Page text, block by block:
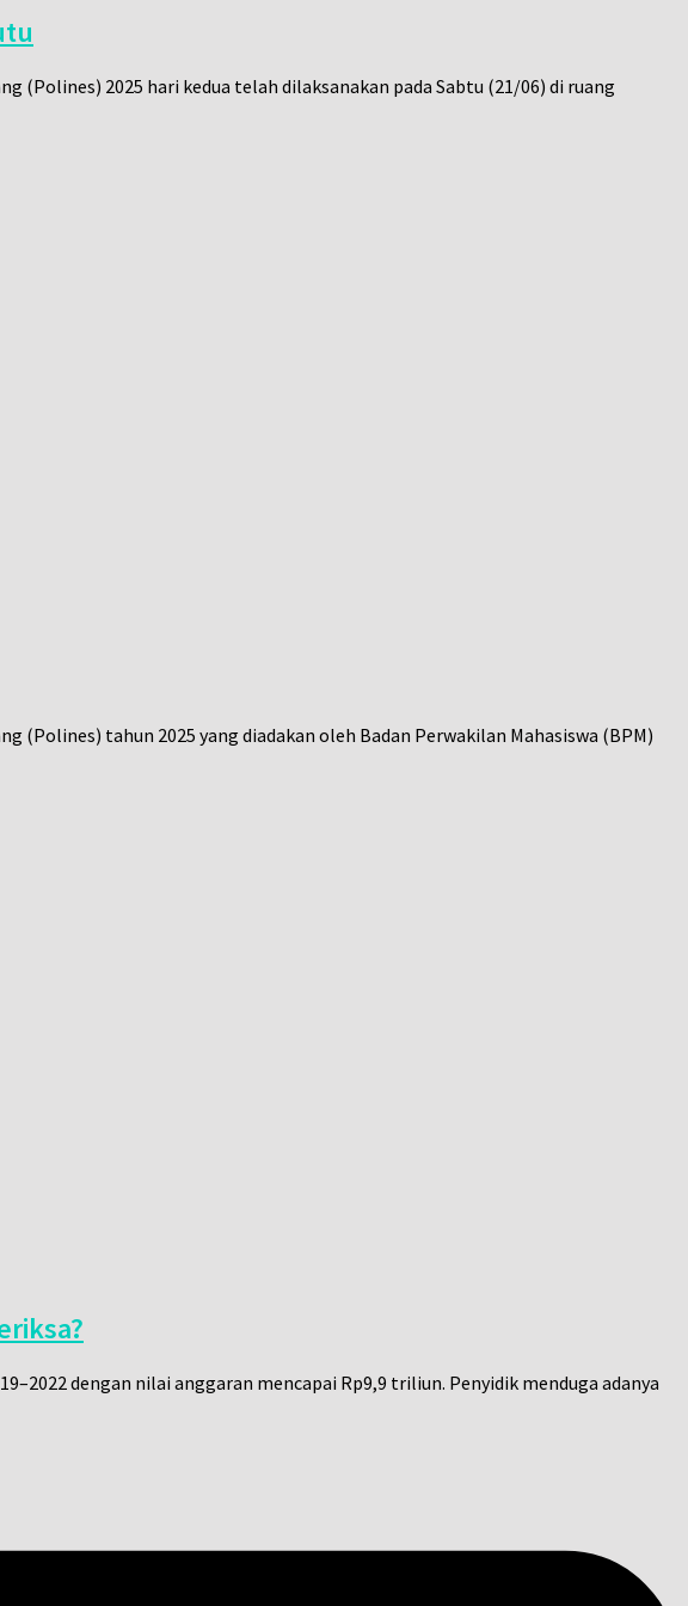
(Polines) 2025 hari kedua telah dilaksanakan pada Sabtu (21/06) di ruang
(Polines) tahun 2025 yang diadakan oleh Badan Perwakilan Mahasiswa (BPM)
dengan nilai anggaran mencapai Rp9,9 triliun. Penyidik menduga adanya